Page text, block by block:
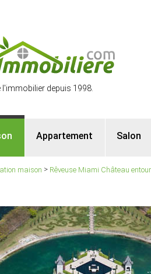
l'immobilier depuis 1998.
Appartement Salon
maison > Rêveuse Miami Château